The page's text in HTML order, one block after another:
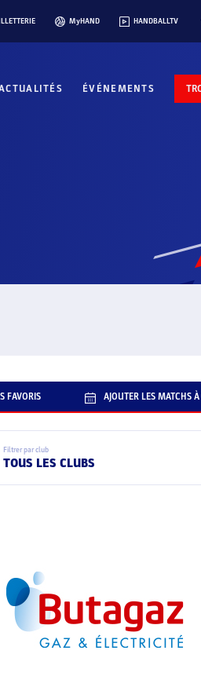
MyHAND HANDBALLTV
ÉVÉNEMENTS
FAVORIS AJOUTER LES MATCHS
Filtrer par club
TOUS LES CLUBS